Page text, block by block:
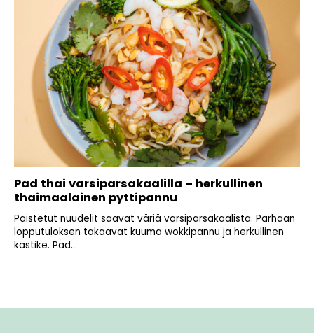
Pad thai varsiparsakaalilla – herkullinen
thaimaalainen pyttipannu
Paistetut nuudelit saavat väriä varsiparsakaalista. Parhaan
lopputuloksen takaavat kuuma wokkipannu ja herkullinen
kastike. Pad...